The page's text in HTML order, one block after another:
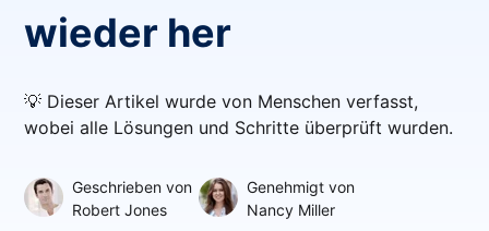
wieder her
💡 Dieser Artikel wurde von Menschen verfasst,
wobei alle Lösungen und Schritte überprüft wurden.
Geschrieben von
Robert Jones
Genehmigt von
Nancy Miller